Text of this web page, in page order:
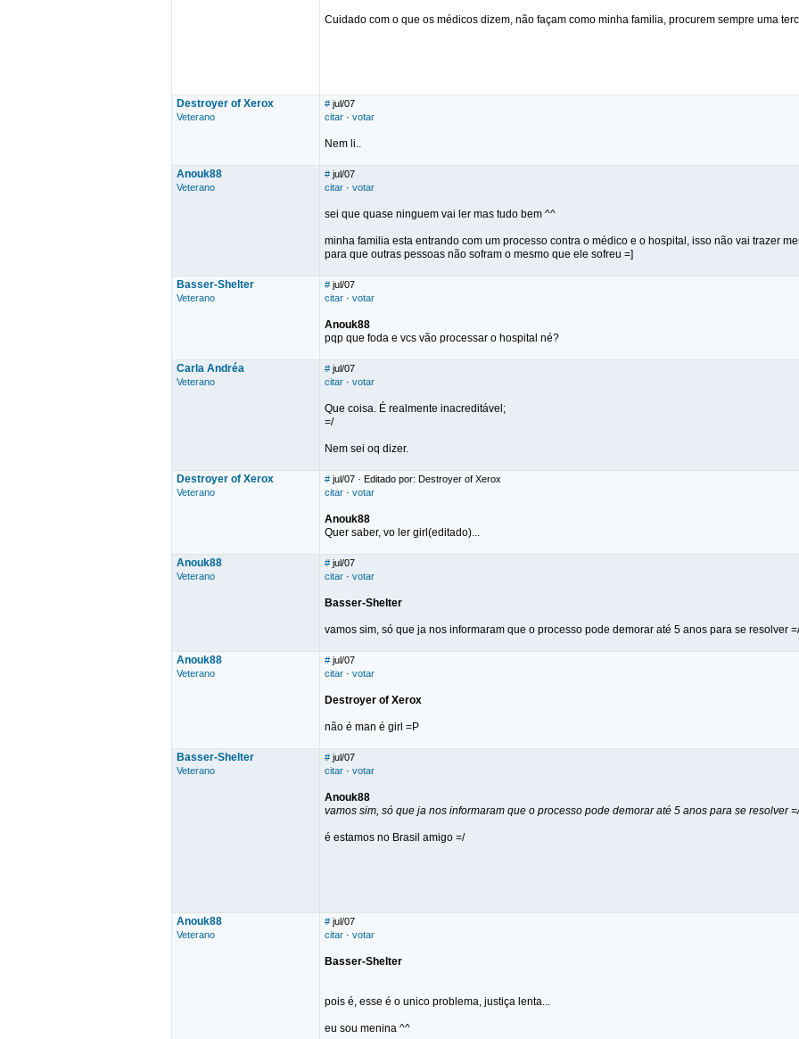
Cuidado com o que os médicos dizem, não façam como minha familia, procurem sempre uma
Destroyer of Xerox
Veterano
# jul/07
citar · votar
Nem li..
Anouk88
Veterano
# jul/07
citar · votar
sei que quase ninguem vai ler mas tudo bem ^^
minha familia esta entrando com um processo contra o médico e o hospital, isso não vai trazer
para que outras pessoas não sofram o mesmo que ele sofreu =]
Basser-Shelter
Veterano
# jul/07
citar · votar
Anouk88
pqp que foda e vcs vão processar o hospital né?
Carla Andréa
Veterano
# jul/07
citar · votar
Que coisa. É realmente inacreditável;
=/
Nem sei oq dizer.
Destroyer of Xerox
Veterano
# jul/07 · Editado por: Destroyer of Xerox
citar · votar
Anouk88
Quer saber, vo ler girl(editado)...
Anouk88
Veterano
# jul/07
citar · votar
Basser-Shelter
vamos sim, só que ja nos informaram que o processo pode demorar até 5 anos para se resolver =/
Anouk88
Veterano
# jul/07
citar · votar
Destroyer of Xerox
não é man é girl =P
Basser-Shelter
Veterano
# jul/07
citar · votar
Anouk88
vamos sim, só que ja nos informaram que o processo pode demorar até 5 anos para se resolver =/
é estamos no Brasil amigo =/
Anouk88
Veterano
# jul/07
citar · votar
Basser-Shelter
pois é, esse é o unico problema, justiça lenta...
eu sou menina ^^